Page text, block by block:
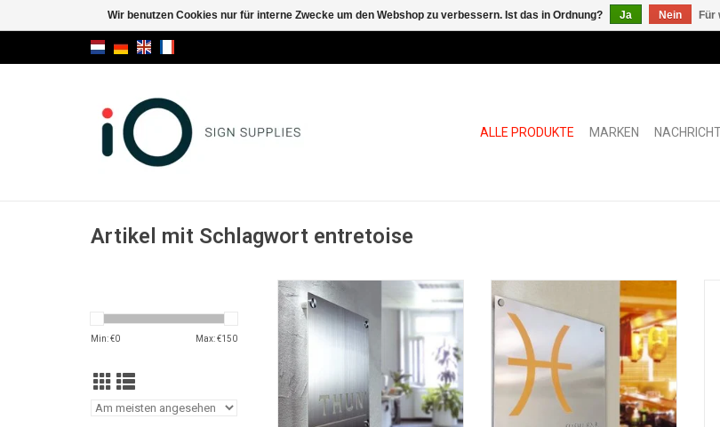
ALLE PRODUKTE MARKEN
Artikel mit Schlagwort entretoise
Min: €0 Max: €150
ZUM WARENKORB HINZUFÜGEN ZUM WARENKORB HINZUFÜGEN
Wir benutzen Cookies nur für interne Zwecke um den Webshop zu verbessern. Ist das in Ordnung? Ja Nein Für